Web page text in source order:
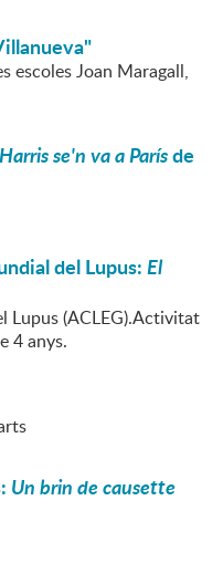
escoles Joan Maragall,
se'n va a Parísde
del Lupus:El
Lupus (ACLEG).Activitat
4 anys.
Un brin de causette